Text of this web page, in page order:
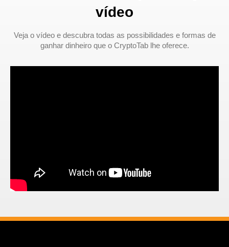
vídeo
Veja o vídeo e descubra todas as possibilidades e formas de
ganhar dinheiro que o CryptoTab lhe oferece.